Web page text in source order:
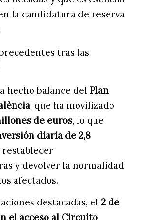
la candidatura de reserva
tras las
hecho balance del Plan
, que ha movilizado
de euros, lo que
diaria de 2,8
restablecer
y devolver la normalidad
afectados.
destacadas, el 2 de
el acceso al Circuito